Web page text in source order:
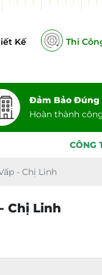
Kế Thi
Đảm Bảo Đúng
Hoàn thành
TY TNHH ĐẦU TƯ
- Chị Linh
Chị Linh